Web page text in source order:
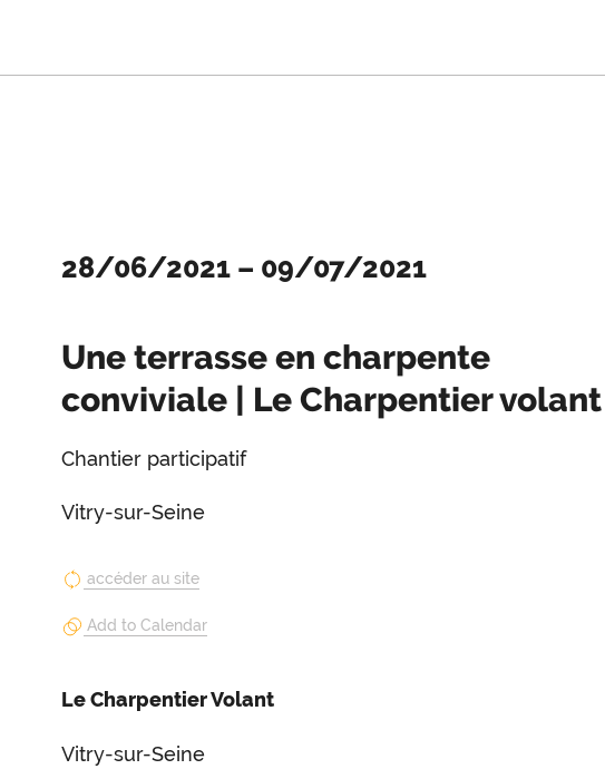
28/06/2021 – 09/07/2021
Une terrasse en charpente
conviviale | Le Charpentier volant
Chantier participatif
Vitry-sur-Seine
accéder au site
Add to Calendar
Le Charpentier Volant
Vitry-sur-Seine